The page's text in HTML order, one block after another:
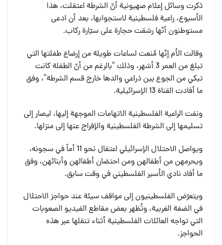
ذكرت وسائل إعلام صهيونية أنّ الشرطة اعتقلت، هذا
الأسبوع، راعية فلسطينية لاستجوابها، بعد أن ادعى
مستوطنون أنّها رشقت حجارة على سيّارة ركاب.
وقالت الأم إنّها مُنعت لساعات طويلة من إرضاع طفلتها التي
تبلغ من العمر 3 أشهر، وذلك “بالرغم من أنّ الطفلة كانت
تبكي من الجوع بين ذراعي والدها خارج قسم الشرطة”، وفق
ما أفادت القناة 13 الإسرائيلية.
ونفت الراعية الفلسطينية الاتهامات الموجهة إليها، ليصار إلى
تسليمها إلى الشرطة الفلسطينية والإفراج عنها إلى منزلها.
ويواصل الاحتلال الإسرائيلي اعتقال نحو 11 أماً في سجونه،
ويحرمهن من أطفالهن ومن احتضان أطفالهن وأبنائهن، وفق
ما أفاد نادي الأسير الفلسطيني في وقت سابق.
ويتعرّض الفلسطينيون إلى مواقف سيئة عند حواجز الاحتلال
في الضفة الغربية، وتُظهر بعض مقاطع الفيديو الصعوبات
التي تواجه العائلات الفلسطينية أثناء تنقلها عبر هذه
الحواجز.